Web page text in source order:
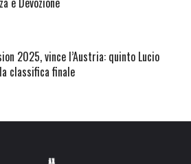
2025, vince l’Austria: quinto Lucio
classifica finale